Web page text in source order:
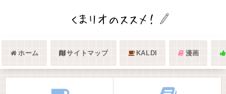
ホーム サイトマップ KALDI 漫画